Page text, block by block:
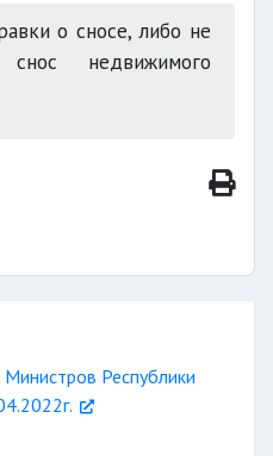
о сносе, либо не
недвижимого
Республики